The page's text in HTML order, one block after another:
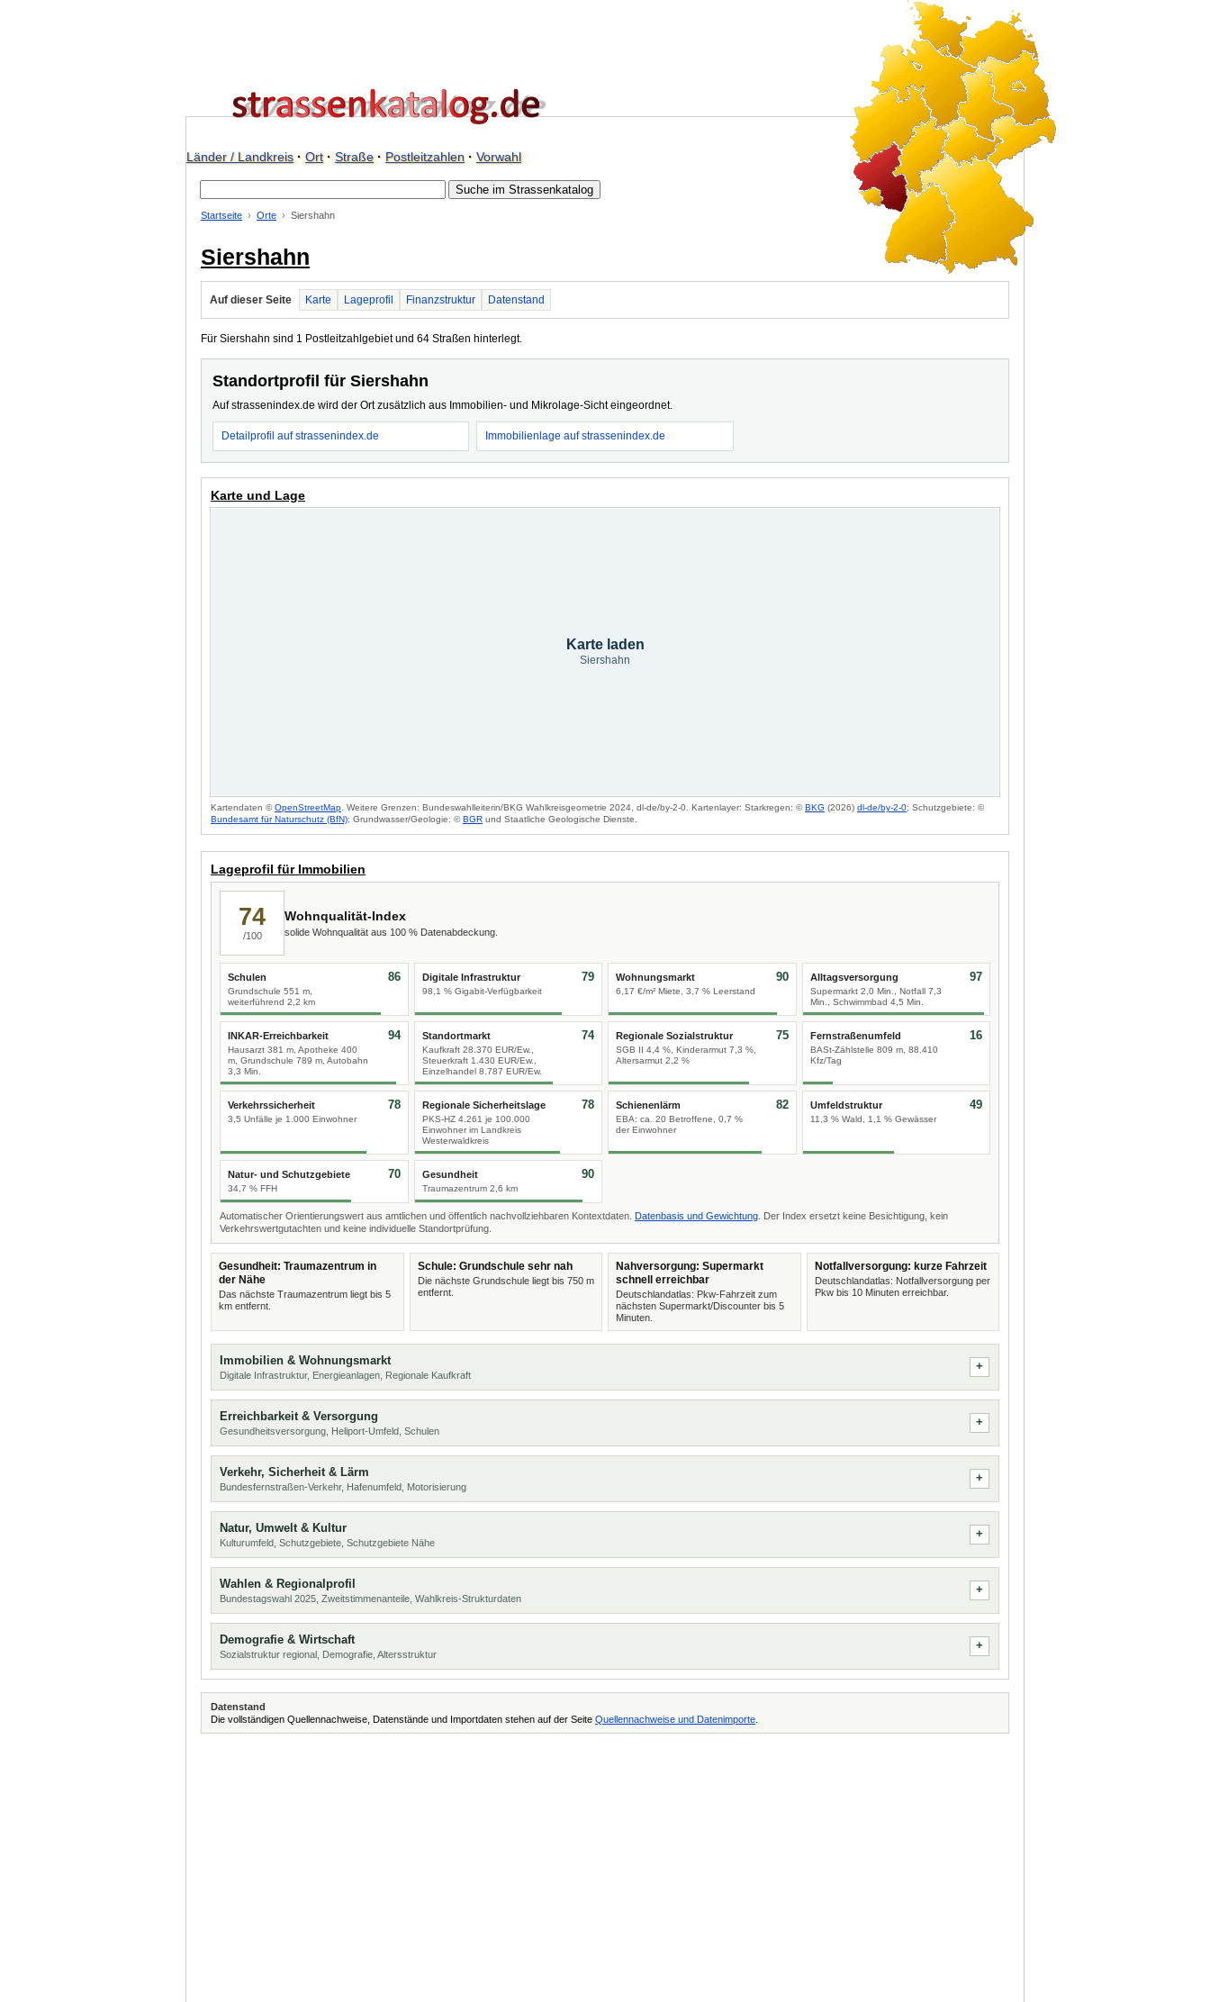
Länder / Landkreis· Ort· Straße· Postleitzahlen· Vorwahl
Startseite Orte Siershahn
Siershahn
Auf dieser Seite Karte Lageprofil Finanzstruktur Datenstand
Für Siershahn sind 1 Postleitzahlgebiet und 64 Straßen hinterlegt.
Standortprofil für Siershahn
Auf strassenindex.de wird der Ort zusätzlich aus Immobilien- und Mikrolage-Sicht eingeordnet.
Detailprofil auf strassenindex.de Immobilienlage auf strassenindex.de
Karte und Lage
Karte laden
Siershahn
Kartendaten ©OpenStreetMap . Weitere Grenzen: Bundeswahlleiterin/BKG Wahlkreisgeometrie 2024, dl-de/by-2-0. Kartenlayer: Starkregen: ©BKG (2026) dl-de/by-2-0; Schutzgebiete: ©
Bundesamt für Naturschutz (BfN); Grundwasser/Geologie: ©BGR und Staatliche Geologische Dienste.
Lageprofil für Immobilien
74
/100
Wohnqualität-Index
solide Wohnqualität aus 100 % Datenabdeckung.
Schulen
Grundschule 551 m,
weiterführend 2,2 km
86 Digitale Infrastruktur
98,1 % Gigabit-Verfügbarkeit
79 Wohnungsmarkt
6,17 €/m² Miete, 3,7 % Leerstand
90 Alltagsversorgung
Supermarkt 2,0 Min., Notfall 7,3
Min., Schwimmbad 4,5 Min.
97
INKAR-Erreichbarkeit
Hausarzt 381 m, Apotheke 400
m, Grundschule 789 m, Autobahn
3,3 Min.
94 Standortmarkt
Kaufkraft 28.370 EUR/Ew.,
Steuerkraft 1.430 EUR/Ew.,
Einzelhandel 8.787 EUR/Ew.
74 Regionale Sozialstruktur
SGB II 4,4 %, Kinderarmut 7,3 %,
Altersarmut 2,2 %
75 Fernstraßenumfeld
BASt-Zählstelle 809 m, 88.410
Kfz/Tag
16
Verkehrssicherheit
3,5 Unfälle je 1.000 Einwohner
78 Regionale Sicherheitslage
PKS-HZ 4.261 je 100.000
Einwohner im Landkreis
Westerwaldkreis
78 Schienenlärm
EBA: ca. 20 Betroffene, 0,7 %
der Einwohner
82 Umfeldstruktur
11,3 % Wald, 1,1 % Gewässer
49
Natur- und Schutzgebiete
34,7 % FFH
70 Gesundheit
Traumazentrum 2,6 km
90
Automatischer Orientierungswert aus amtlichen und öffentlich nachvollziehbaren Kontextdaten. Datenbasis und Gewichtung . Der Index ersetzt keine Besichtigung, kein
Verkehrswertgutachten und keine individuelle Standortprüfung.
Gesundheit: Traumazentrum in
der Nähe
Das nächste Traumazentrum liegt bis 5
km entfernt.
Schule: Grundschule sehr nah
Die nächste Grundschule liegt bis 750 m
entfernt.
Nahversorgung: Supermarkt
schnell erreichbar
Deutschlandatlas: Pkw-Fahrzeit zum
nächsten Supermarkt/Discounter bis 5
Minuten.
Notfallversorgung: kurze Fahrzeit
Deutschlandatlas: Notfallversorgung per
Pkw bis 10 Minuten erreichbar.
Immobilien & Wohnungsmarkt
Digitale Infrastruktur, Energieanlagen, Regionale Kaufkraft
Erreichbarkeit & Versorgung
Gesundheitsversorgung, Heliport-Umfeld, Schulen
Verkehr, Sicherheit & Lärm
Bundesfernstraßen-Verkehr, Hafenumfeld, Motorisierung
Natur, Umwelt & Kultur
Kulturumfeld, Schutzgebiete, Schutzgebiete Nähe
Wahlen & Regionalprofil
Bundestagswahl 2025, Zweitstimmenanteile, Wahlkreis-Strukturdaten
Demografie & Wirtschaft
Sozialstruktur regional, Demografie, Altersstruktur
Datenstand
Die vollständigen Quellennachweise, Datenstände und Importdaten stehen auf der Seite Quellennachweise und Datenimporte